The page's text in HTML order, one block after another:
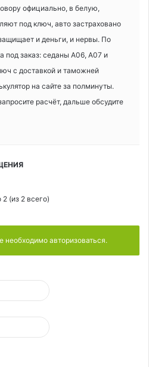
официально, в белую,
под ключ, авто застраховано
и деньги, и нервы. По
под заказ: седаны A06, A07 и
с доставкой и таможней
на сайте за полминуты.
расчёт, дальше обсудите
(из 2 всего)
необходимо авторизоваться.